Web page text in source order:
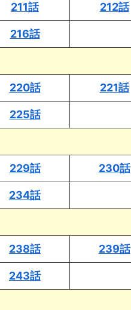
211話 212話
216話
220話 221話
225話
229話 230話
234話
238話 239話
243話